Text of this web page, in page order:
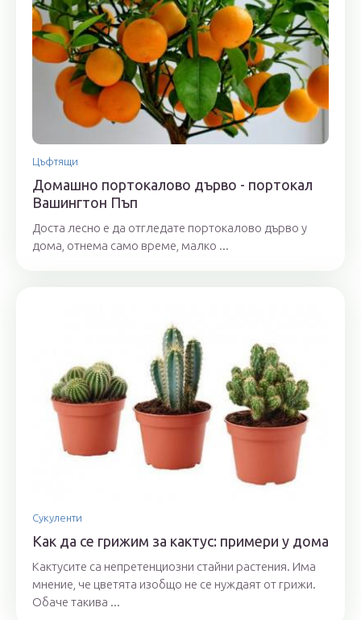
Цъфтящи
Домашно портокалово дърво - портокал
Вашингтон Пъп
Доста лесно е да отгледате портокалово дърво у
дома, отнема само време, малко ...
Сукуленти
Как да се грижим за кактус: примери у дома
Кактусите са непретенциозни стайни растения. Има
мнение, че цветята изобщо не се нуждаят от грижи.
Обаче такива ...